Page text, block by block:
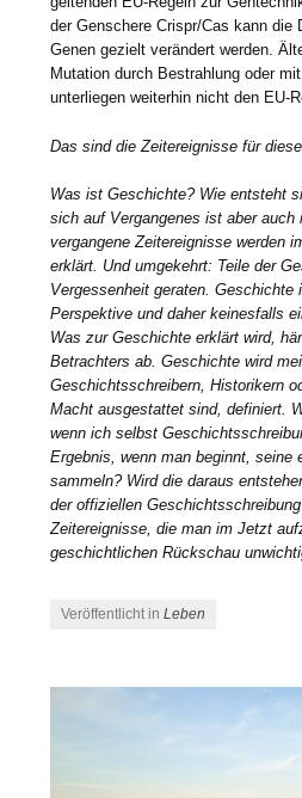
der Genschere Crispr/Cas kann die
Genen gezielt verändert werden.
Mutation durch Bestrahlung oder
unterliegen weiterhin nicht den EU-
Das sind die Zeitereignisse für
Was ist Geschichte? Wie entsteht
sich auf Vergangenes ist aber auch
vergangene Zeitereignisse werden
erklärt. Und umgekehrt: Teile der
Vergessenheit geraten. Geschichte
Perspektive und daher keinesfalls
Was zur Geschichte erklärt wird,
Betrachters ab. Geschichte wird
Geschichtsschreibern, Historikern
Macht ausgestattet sind, definiert.
wenn ich selbst
Ergebnis, wenn man beginnt, seine
sammeln? Wird die daraus
der offiziellen
Zeitereignisse, die man im Jetzt
geschichtlichen Rückschau
Veröffentlicht inLeben